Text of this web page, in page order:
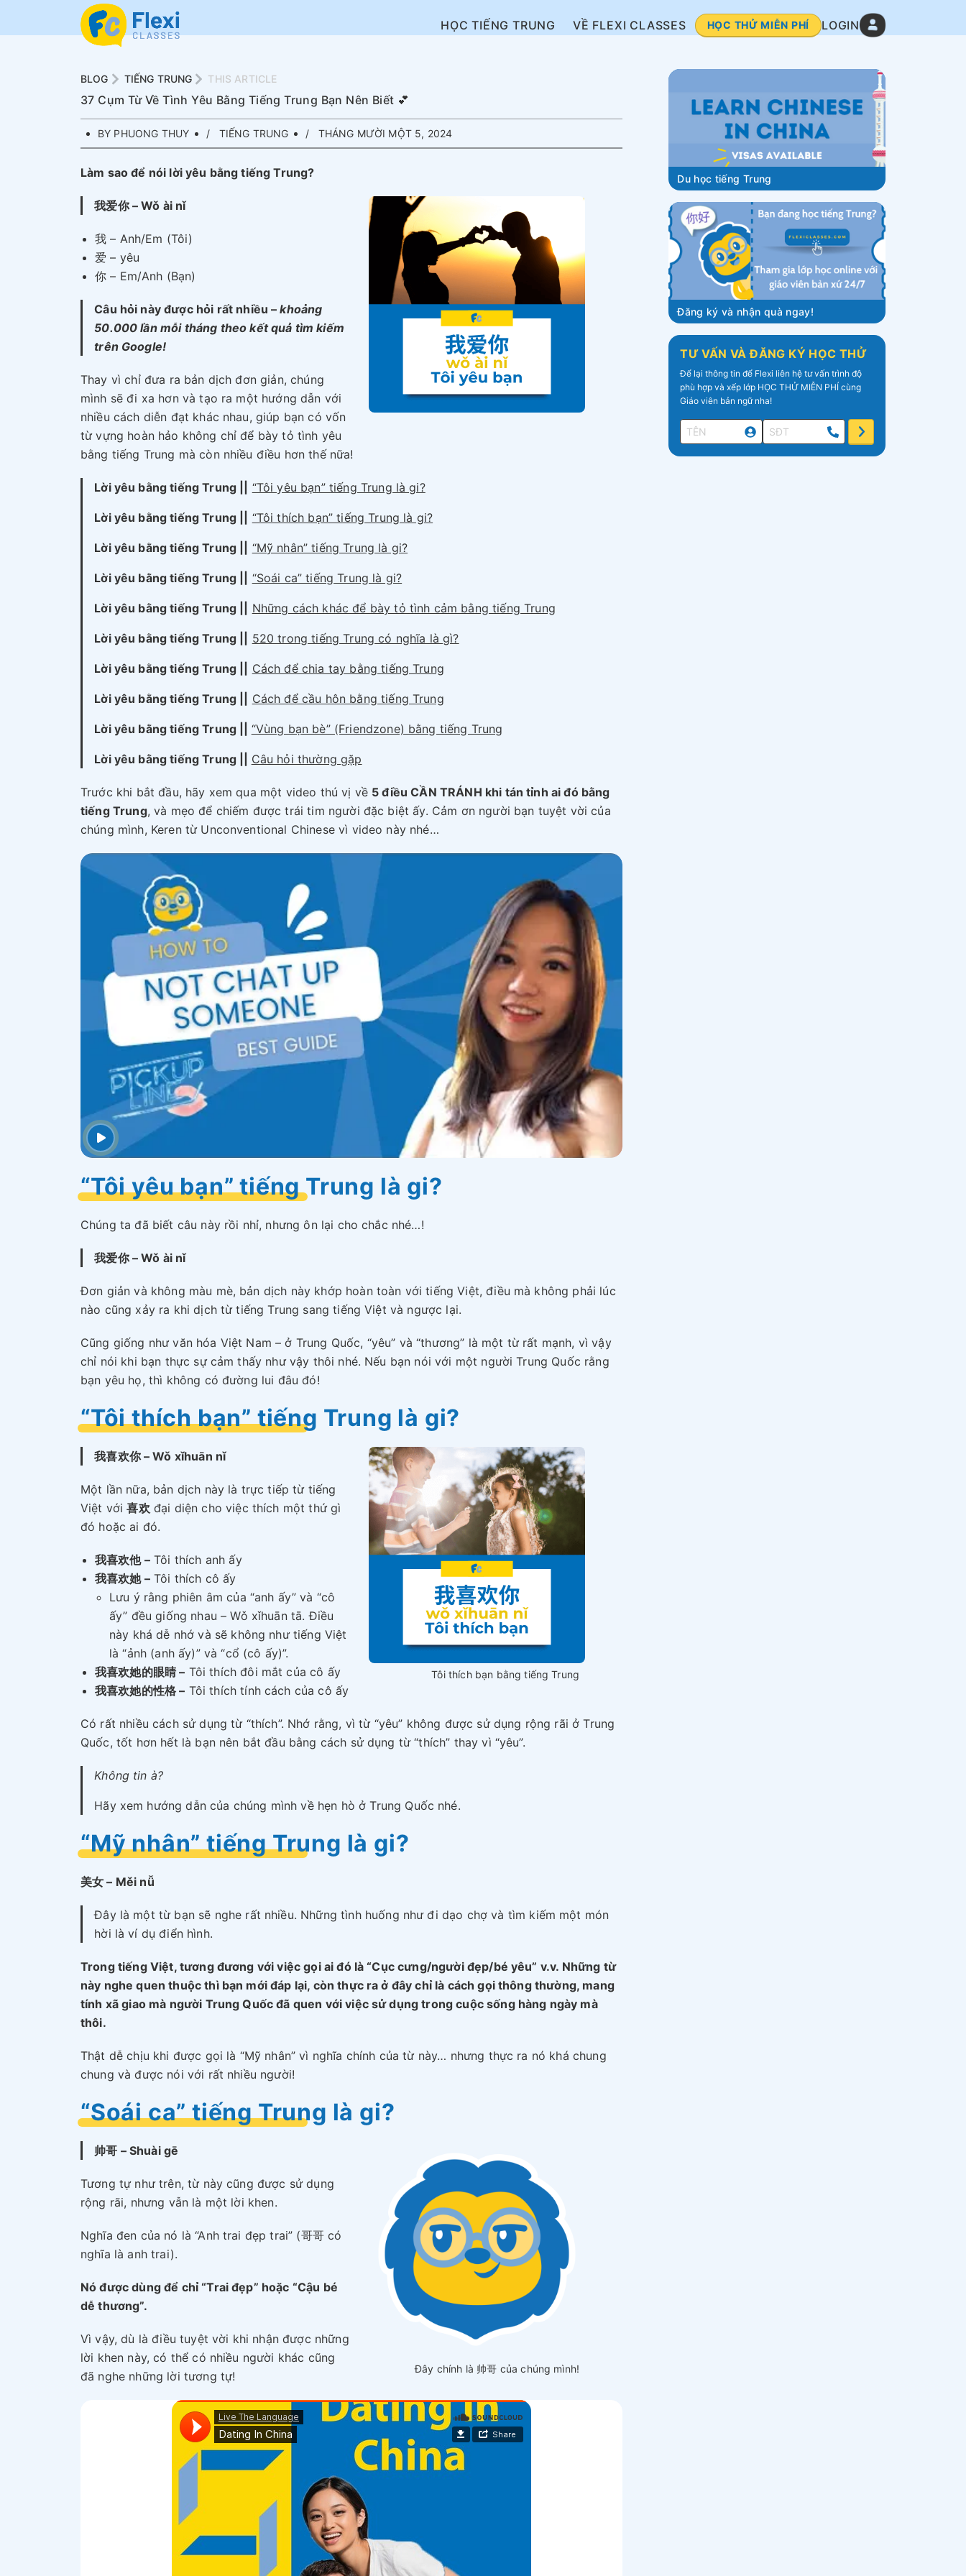
HỌC TIẾNG TRUNG VỀ FLEXI CLASSES HỌC THỬ MIỄN PHÍ LOGIN
BLOG TIẾNG TRUNG THIS ARTICLE
37 Cụm Từ Về Tình Yêu Bằng Tiếng Trung Bạn Nên Biết 💕
BY PHUONG THUY TIẾNG TRUNG THÁNG MƯỜI MỘT 5, 2024
Làm sao để nói lời yêu bằng tiếng Trung?
我爱你 – Wǒ ài nǐ
我 – Anh/Em (Tôi)
爱 – yêu
你 – Em/Anh (Bạn)
Câu hỏi này được hỏi rất nhiều –khoảng
50.000 lần mỗi tháng theo kết quả tìm kiếm
trên Google!
Thay vì chỉ đưa ra bản dịch đơn giản, chúng
mình sẽ đi xa hơn và tạo ra một hướng dẫn với
nhiều cách diễn đạt khác nhau, giúp bạn có vốn
từ vựng hoàn hảo không chỉ để bày tỏ tình yêu
bằng tiếng Trung mà còn nhiều điều hơn thế nữa!
Lời yêu bằng tiếng Trung “Tôi yêu bạn” tiếng Trung là gi?
Lời yêu bằng tiếng Trung “Tôi thích bạn” tiếng Trung là gi?
Lời yêu bằng tiếng Trung “Mỹ nhân” tiếng Trung là gi?
Lời yêu bằng tiếng Trung “Soái ca” tiếng Trung là gi?
Lời yêu bằng tiếng Trung Những cách khác để bày tỏ tình cảm bằng tiếng Trung
Lời yêu bằng tiếng Trung 520 trong tiếng Trung có nghĩa là gì?
Lời yêu bằng tiếng Trung Cách để chia tay bằng tiếng Trung
Lời yêu bằng tiếng Trung Cách để cầu hôn bằng tiếng Trung
Lời yêu bằng tiếng Trung “Vùng bạn bè” (Friendzone) bằng tiếng Trung
Lời yêu bằng tiếng Trung Câu hỏi thường gặp
Trước khi bắt đầu, hãy xem qua một video thú vị về 5 điều CẦN TRÁNH khi tán tỉnh ai đó bằng
tiếng Trung, và mẹo để chiếm được trái tim người đặc biệt ấy. Cảm ơn người bạn tuyệt vời của
chúng mình, Keren từ Unconventional Chinese vì video này nhé…
“Tôi yêu bạn” tiếng Trung là gi?
Chúng ta đã biết câu này rồi nhỉ, nhưng ôn lại cho chắc nhé…!
我爱你 – Wǒ ài nǐ
Đơn giản và không màu mè, bản dịch này khớp hoàn toàn với tiếng Việt, điều mà không phải lúc
nào cũng xảy ra khi dịch từ tiếng Trung sang tiếng Việt và ngược lại.
Cũng giống như văn hóa Việt Nam – ở Trung Quốc, “yêu” và “thương” là một từ rất mạnh, vì vậy
chỉ nói khi bạn thực sự cảm thấy như vậy thôi nhé. Nếu bạn nói với một người Trung Quốc rằng
bạn yêu họ, thì không có đường lui đâu đó!
“Tôi thích bạn” tiếng Trung là gi?
Tôi thích bạn bằng tiếng Trung
我喜欢你 – Wǒ xǐhuān nǐ
Một lần nữa, bản dịch này là trực tiếp từ tiếng
Việt với喜欢 đại diện cho việc thích một thứ gì
đó hoặc ai đó.
我喜欢他 –Tôi thích anh ấy
我喜欢她 –Tôi thích cô ấy
Lưu ý rằng phiên âm của “anh ấy” và “cô
ấy” đều giống nhau – Wǒ xǐhuān tā. Điều
này khá dễ nhớ và sẽ không như tiếng Việt
là “ảnh (anh ấy)” và “cổ (cô ấy)”.
我喜欢她的眼睛 – Tôi thích đôi mắt của cô ấy
我喜欢她的性格 – Tôi thích tính cách của cô ấy
Có rất nhiều cách sử dụng từ “thích”. Nhớ rằng, vì từ “yêu” không được sử dụng rộng rãi ở Trung
Quốc, tốt hơn hết là bạn nên bắt đầu bằng cách sử dụng từ “thích” thay vì “yêu”.
Không tin à?
Hãy xem hướng dẫn của chúng mình về hẹn hò ở Trung Quốc nhé.
“Mỹ nhân” tiếng Trung là gi?
美女 – Měi nǚ
Đây là một từ bạn sẽ nghe rất nhiều. Những tình huống như đi dạo chợ và tìm kiếm một món
hời là ví dụ điển hình.
Trong tiếng Việt, tương đương với việc gọi ai đó là “Cục cưng/người đẹp/bé yêu” v.v. Những từ
này nghe quen thuộc thì bạn mới đáp lại, còn thực ra ở đây chỉ là cách gọi thông thường, mang
tính xã giao mà người Trung Quốc đã quen với việc sử dụng trong cuộc sống hàng ngày mà
thôi.
Thật dễ chịu khi được gọi là “Mỹ nhân” vì nghĩa chính của từ này… nhưng thực ra nó khá chung
chung và được nói với rất nhiều người!
“Soái ca” tiếng Trung là gi?
Đây chính là 帅哥 của chúng mình!
帅哥 – Shuài gē
Tương tự như trên, từ này cũng được sử dụng
rộng rãi, nhưng vẫn là một lời khen.
Nghĩa đen của nó là “Anh trai đẹp trai” (哥哥 có
nghĩa là anh trai).
Nó được dùng để chỉ “Trai đẹp” hoặc “Cậu bé
dễ thương”.
Vì vậy, dù là điều tuyệt vời khi nhận được những
lời khen này, có thể có nhiều người khác cũng
đã nghe những lời tương tự!
Du học tiếng Trung
Đăng ký và nhận quà ngay!
TƯ VẤN VÀ ĐĂNG KÝ HỌC THỬ
Để lại thông tin để Flexi liên hệ tư vấn trình độ
phù hợp và xếp lớp HỌC THỬ MIỄN PHÍ cùng
Giáo viên bản ngữ nha!